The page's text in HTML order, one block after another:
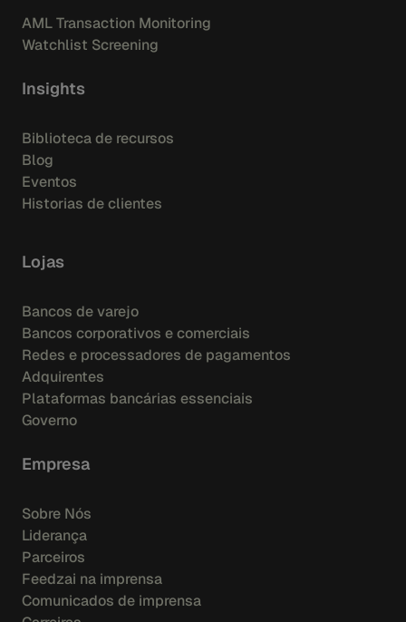
AML Transaction Monitoring
Watchlist Screening
Insights
Biblioteca de recursos
Blog
Eventos
Historias de clientes
Lojas
Bancos de varejo
Bancos corporativos e comerciais
Redes e processadores de pagamentos
Adquirentes
Plataformas bancárias essenciais
Governo
Empresa
Sobre Nós
Liderança
Parceiros
Feedzai na imprensa
Comunicados de imprensa